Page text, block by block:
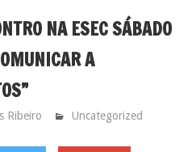
NA ESEC SÁBADO
A
Ribeiro Uncategorized